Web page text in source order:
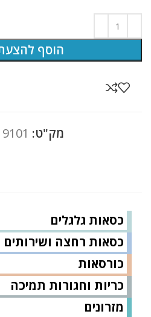
כסאות גלגלים
כסאות רחצה ושירותים
כורסאות
כריות וחגורות תמיכה
מזרונים
הוסף
מק"ט: 9101